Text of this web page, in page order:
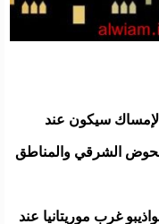
سيكون عند
الحوض الشرقي والمناطق
غرب موريتانيا عند